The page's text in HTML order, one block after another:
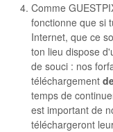
Comme
fonctionne que si
Internet, que ce
ton lieu dispose
de souci : nos
téléchargement
temps de
est important de
téléchargeront